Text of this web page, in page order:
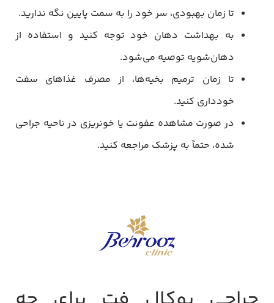
تا زمان بهبودی، سر خود را به سمت پایین نگه ندارید.
به بهداشت دهان خود توجه کنید و استفاده از
دهان‌شویه توصیه می‌شود.
تا زمان ترمیم بخیه‌ها، از مصرف غذاهای سفت
خودداری کنید.
در صورت مشاهده عفونت یا خونریزی در ناحیه جراحی
شده، حتماً به پزشک مراجعه کنید.